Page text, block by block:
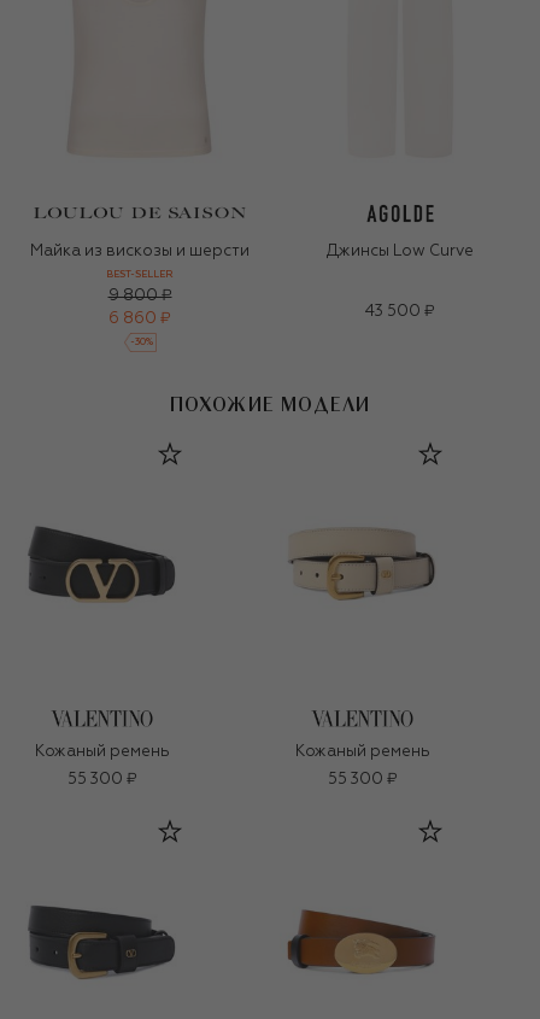
Майка из вискозы и шерсти
BEST-SELLER
9 800 ₽
6 860 ₽
-30%
Джинсы Low Curve
43 500 ₽
ПОХОЖИЕ МОДЕЛИ
Кожаный ремень
55 300 ₽
Кожаный ремень
55 300 ₽